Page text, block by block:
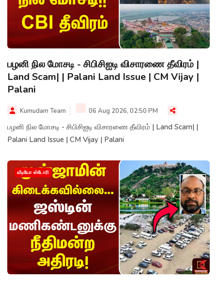
பழனி நில மோசடி - சிபிசிஐடி விசாரணை தீவிரம் |
Land Scam| | Palani Land Issue | CM Vijay |
Palani
Kumudam Team 06 Aug 2026, 02:50 PM
பழனி நில மோசடி - சிபிசிஐடி விசாரணை தீவிரம் | Land Scam| |
Palani Land Issue | CM Vijay | Palani
வீடியோ ஸ்டோரி